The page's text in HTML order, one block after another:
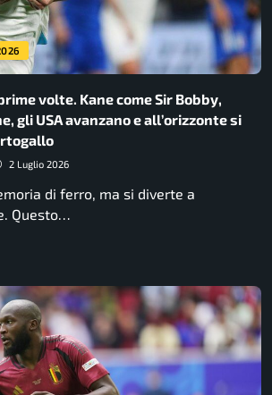
volte. Kane come Sir Bobby,
gli USA avanzano e all’orizzonte si
2 Luglio 2026
di ferro, ma si diverte a
Questo…